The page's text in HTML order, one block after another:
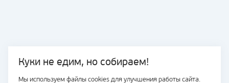
Куки не едим, но собираем!
Мы используем файлы cookies для улучшения работы сайта.